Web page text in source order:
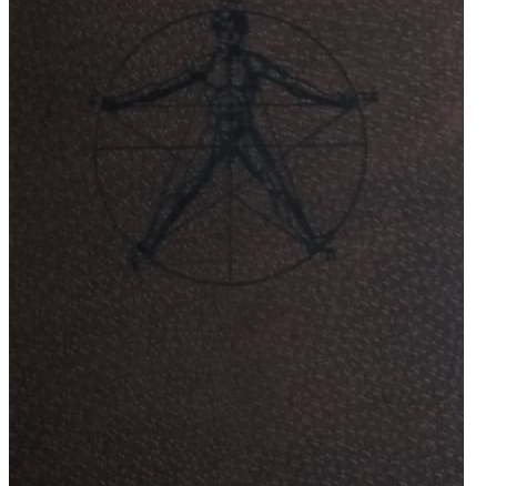
MITOLOGIJA
POVIJEST I PUBLICISTIKA
PRIRODNE ZNANOSTI
PSIHOLOGIJA, POPULARNA PSIHOLOGIJA,
ALTERNATIVA
RAZNO
OD RJEČNIKA
DO ZEMLJOVIDA
RJEČNICI, GRAMATIKE, PRAVOPISI…
STRIPOVI
TEHNIČKE ZNANOSTI
TEORIJA I POVIJEST KNJIŽEVNOSTI
VEDUTE